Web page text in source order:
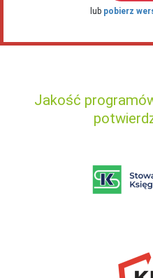
lub pobierz
Jakość